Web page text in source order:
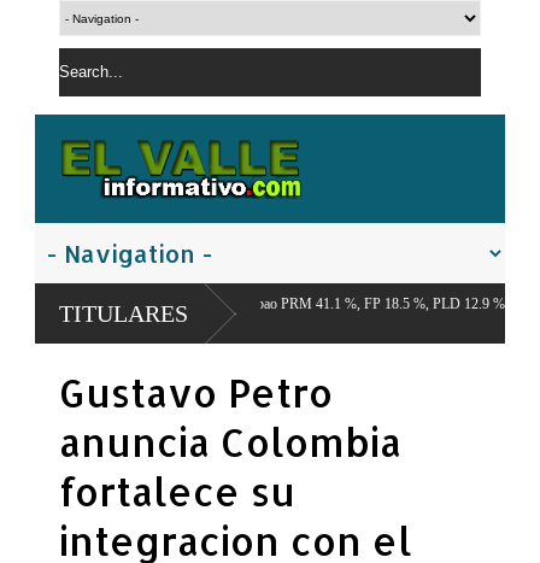
TITULARES
del Cibao PRM 41.1 %, FP 18.5 %, PLD 12.9 %,
Gustavo Petro
anuncia Colombia
fortalece su
integracion con el